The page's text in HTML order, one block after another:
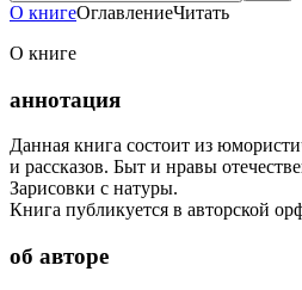
О книгеОглавлениеЧитать
О книге
аннотация
Данная книга состоит из
и рассказов. Быт и нравы
Зарисовки с натуры.
Книга публикуется в авторской
об авторе